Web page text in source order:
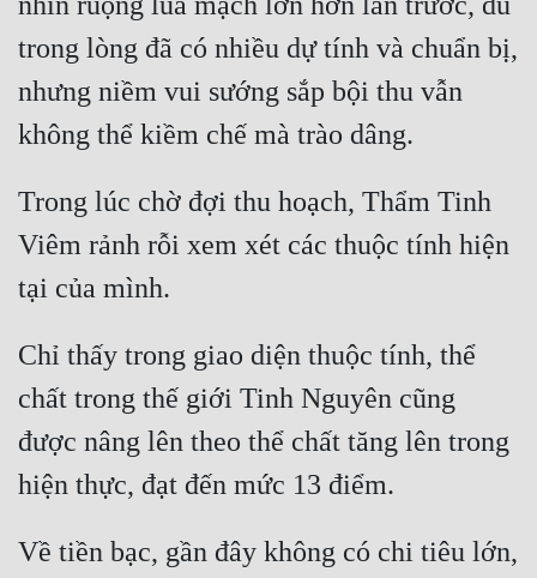
trong lòng đã có nhiều dự tính và chuẩn bị,
nhưng niềm vui sướng sắp bội thu vẫn
Trong lúc chờ đợi thu hoạch, Thẩm Tinh
Viêm rảnh rỗi xem xét các thuộc tính hiện
Chỉ thấy trong giao diện thuộc tính, thể
chất trong thế giới Tinh Nguyên cũng
được nâng lên theo thể chất tăng lên trong
Về tiền bạc, gần đây không có chi tiêu lớn,